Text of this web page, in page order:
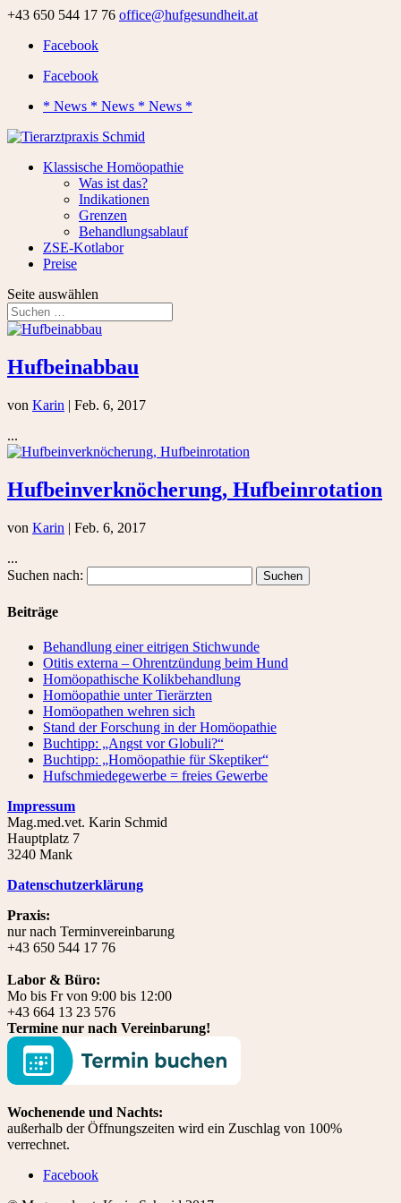
+43 650 544 17 76 office@hufgesundheit.at
Facebook
Facebook
* News * News * News *
Klassische Homöopathie
Was ist das?
Indikationen
Grenzen
Behandlungsablauf
ZSE-Kotlabor
Preise
Seite auswählen
Hufbeinabbau
von Karin | Feb. 6, 2017
...
Hufbeinverknöcherung, Hufbeinrotation
von Karin | Feb. 6, 2017
...
Suchen nach:
Beiträge
Behandlung einer eitrigen Stichwunde
Otitis externa – Ohrentzündung beim Hund
Homöopathische Kolikbehandlung
Homöopathie unter Tierärzten
Homöopathen wehren sich
Stand der Forschung in der Homöopathie
Buchtipp: „Angst vor Globuli?“
Buchtipp: „Homöopathie für Skeptiker“
Hufschmiedegewerbe = freies Gewerbe
Impressum
Mag.med.vet. Karin Schmid
Hauptplatz 7
3240 Mank
Datenschutzerklärung
Praxis:
nur nach Terminvereinbarung
+43 650 544 17 76
Labor & Büro:
Mo bis Fr von 9:00 bis 12:00
+43 664 13 23 576
Termine nur nach Vereinbarung!
Wochenende und Nachts:
außerhalb der Öffnungszeiten wird ein Zuschlag von 100%
verrechnet.
Facebook